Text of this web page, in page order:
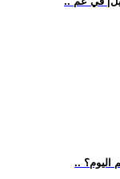
اليوم؟